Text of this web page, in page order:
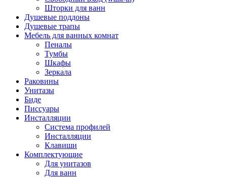
Шторки для ванн
Душевые поддоны
Душевые трапы
Мебель для ванных комнат
Пеналы
Тумбы
Шкафы
Зеркала
Раковины
Унитазы
Биде
Писсуары
Инсталляции
Система профилей
Инсталляции
Клавиши
Комплектующие
Для унитазов
Для ванн